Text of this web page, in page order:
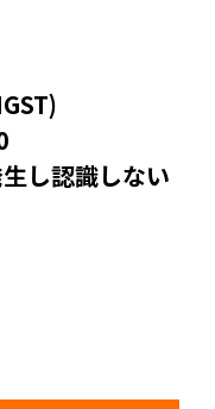
し認識しない